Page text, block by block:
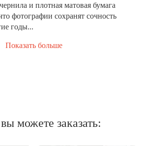
и плотная матовая бумага
фотографии сохранят сочность
годы...
Показать больше
можете заказать: